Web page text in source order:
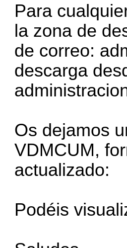
Para
la zona de
de correo:
descarga
Os dejamos
VDMCUM,
actualizado:
Podéis